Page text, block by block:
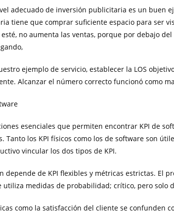
adecuado de inversión publicitaria es un buen
tiene que comprar suficiente espacio para ser
no aumenta las ventas, porque por debajo
ejemplo de servicio, establecer la LOS
Alcanzar el número correcto funcionó como
esenciales que permiten encontrar KPI de
Tanto los KPI físicos como los de software son
vincular los dos tipos de KPI.
depende de KPI flexibles y métricas estrictas. El
medidas de probabilidad; crítico, pero solo
como la satisfacción del cliente se confunden